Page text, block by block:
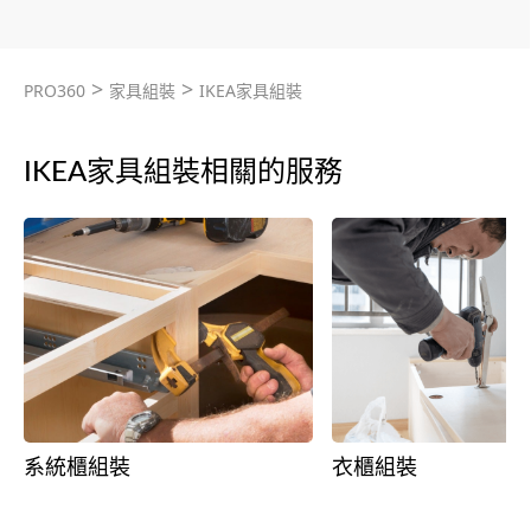
PRO360 > 家具組裝 > IKEA家具組裝
IKEA家具組裝相關的服務
系統櫃組裝 衣櫃組裝